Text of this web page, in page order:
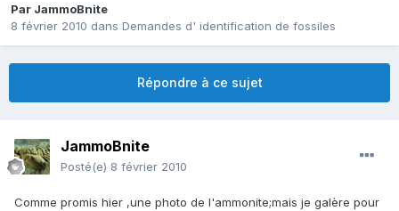
Par JammoBnite
8 février 2010 dans Demandes d' identification de fossiles
Répondre à ce sujet
JammoBnite
Posté(e) 8 février 2010
Comme promis hier ,une photo de l'ammonite;mais je galère pour